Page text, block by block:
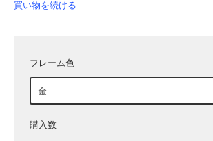
買い物を続ける
フレーム色
購入数